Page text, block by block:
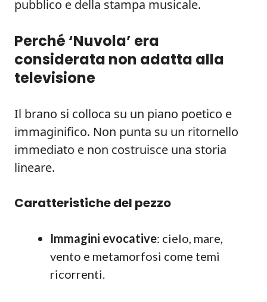
pubblico e della stampa musicale.
Perché ‘Nuvola’ era
considerata non adatta alla
televisione
Il brano si colloca su un piano poetico e
immaginifico. Non punta su un ritornello
immediato e non costruisce una storia
lineare.
Caratteristiche del pezzo
Immagini evocative: cielo, mare,
vento e metamorfosi come temi
ricorrenti.